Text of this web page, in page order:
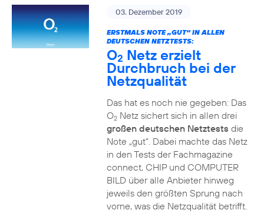
03. Dezember 2019
ERSTMALS NOTE „GUT“ IN ALLEN
DEUTSCHEN NETZTESTS:
O2 Netz erzielt
Durchbruch bei der
Netzqualität
Das hat es noch nie gegeben: Das
O2Netz sichert sich in allen drei
großen deutschen Netztests die
Note „gut“. Dabei machte das Netz
in den Tests der Fachmagazine
connect, CHIP und COMPUTER
BILD über alle Anbieter hinweg
jeweils den größten Sprung nach
vorne, was die Netzqualität betrifft.